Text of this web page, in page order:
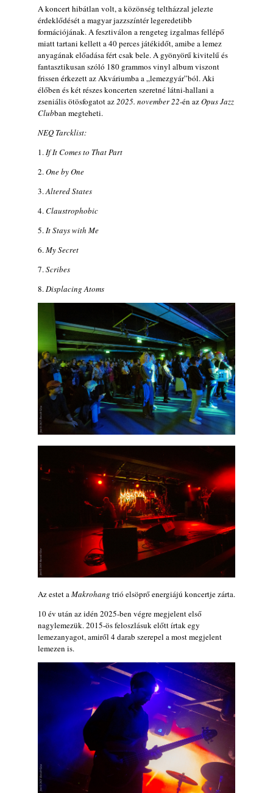
A koncert hibátlan volt, a közönség teltházzal jelezte
érdeklődését a magyar jazzszíntér legeredetibb
formációjának. A fesztiválon a rengeteg izgalmas fellépő
miatt tartani kellett a 40 perces játékidőt, amibe a lemez
anyagának előadása fért csak bele. A gyönyörű kivitelű és
fantasztikusan szóló 180 grammos vinyl album viszont
frissen érkezett az Akváriumba a „lemezgyár”ból. Aki
élőben és két részes koncerten szeretné látni-hallani a
zseniális ötösfogatot az2025. november 22-én azOpus Jazz
Clubban megteheti.
NEQ Tarcklist:
1.If It Comes to That Part
2.One by One
3.Altered States
4.Claustrophobic
5.It Stays with Me
6.My Secret
7.Scribes
8.Displacing Atoms
Az estet aMakrohang trió elsöprő energiájú koncertje zárta.
10 év után az idén 2025-ben végre megjelent első
nagylemezük. 2015-ös feloszlásuk előtt írtak egy
lemezanyagot, amiről 4 darab szerepel a most megjelent
lemezen is.